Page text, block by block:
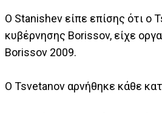
Ο Stanishev είπε επίσης ότι
κυβέρνησης Borissov, είχε
Borissov 2009.
Ο Tsvetanov αρνήθηκε κάθε